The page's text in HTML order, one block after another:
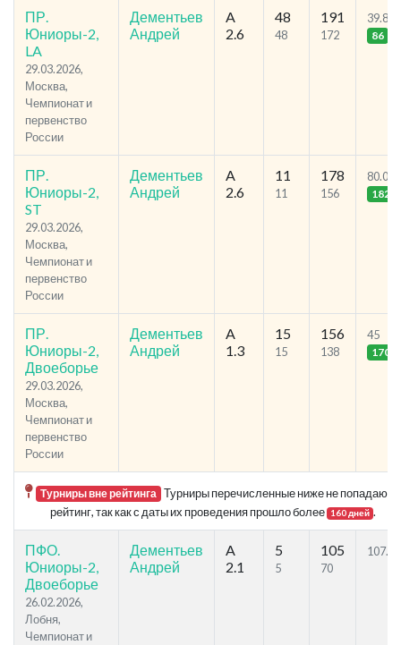
ПР.
Юниоры-2,
LA
29.03.2026,
Москва,
Чемпионат и
первенство
России
Дементьев
Андрей
A
2.6
48
48
191
172
39.81
86
ПР.
Юниоры-2,
ST
29.03.2026,
Москва,
Чемпионат и
первенство
России
Дементьев
Андрей
A
2.6
11
11
178
156
80.04
182
ПР.
Юниоры-2,
Двоеборье
29.03.2026,
Москва,
Чемпионат и
первенство
России
Дементьев
Андрей
A
1.3
15
15
156
138
45
170
Турниры вне рейтинга Турниры перечисленные ниже не попадают в
рейтинг, так как с даты их проведения прошло более 160 дней .
ПФО.
Юниоры-2,
Двоеборье
26.02.2026,
Лобня,
Чемпионат и
Дементьев
Андрей
A
2.1
5
5
105
70
107.5